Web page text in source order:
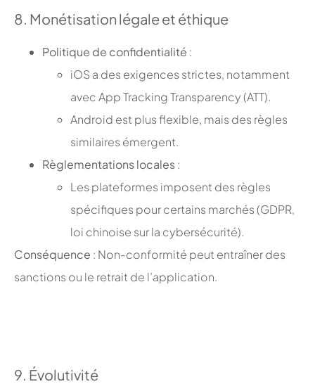
8. Monétisation légale et éthique
Politique de confidentialité :
iOS a des exigences strictes, notamment
avec App Tracking Transparency (ATT).
Android est plus flexible, mais des règles
similaires émergent.
Règlementations locales:
Les plateformes imposent des règles
spécifiques pour certains marchés (GDPR,
loi chinoise sur la cybersécurité).
Conséquence : Non-conformité peut entraîner des
sanctions ou le retrait de l’application.
9. Évolutivité